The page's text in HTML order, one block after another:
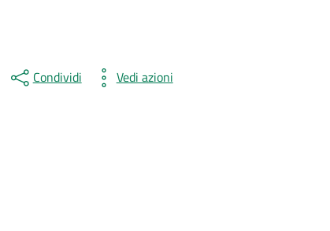
Condividi Vedi azioni